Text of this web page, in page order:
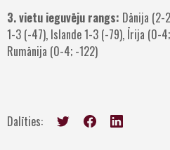
3. vietu ieguvēju rangs: Dānija (2-
1-3 (-47), Islande 1-3 (-79), Īrija (0-
Rumānija (0-4; -122)
Dalīties: